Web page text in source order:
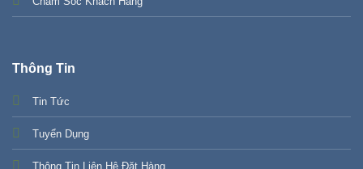
Thông Tin
Tin Tức
Tuyển Dụng
Thông Tin Liên Hệ Đặt Hàng